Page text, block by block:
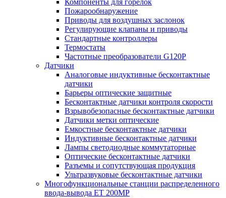
Компоненты для горелок
Пожарообнаружение
Приводы для воздушных заслонок
Регулирующие клапаны и приводы
Стандартные контроллеры
Термостаты
Частотные преобразователи G120P
Датчики
Аналоговые индуктивные бесконтактные
датчики
Барьеры оптические защитные
Бесконтактные датчики контроля скорости
Взрывобезопасные бесконтактные датчики
Датчики метки оптические
Емкостные бесконтактные датчики
Индуктивные бесконтактные датчики
Лампы светодиодные коммутаторные
Оптические бесконтактные датчики
Разъемы и сопутствующая продукция
Ультразвуковые бесконтактные датчики
Многофункциональные станции распределенного
ввода-вывода ET 200MP